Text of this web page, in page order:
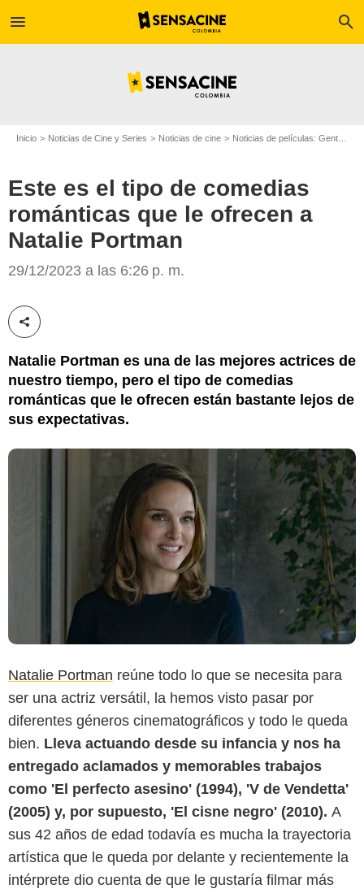
menu search
Inicio Noticias de Cine y Series Noticias de cine Noticias de películas: Gente
Este es el tipo de comedias
románticas que le ofrecen a
Natalie Portman
29/12/2023 a las 6:26 p. m.
Compartir esta noticia
Natalie Portman es una de las mejores actrices de
nuestro tiempo, pero el tipo de comedias
románticas que le ofrecen están bastante lejos de
sus expectativas.
Natalie Portman reúne todo lo que se necesita para
ser una actriz versátil, la hemos visto pasar por
diferentes géneros cinematográficos y todo le queda
bien. Lleva actuando desde su infancia y nos ha
entregado aclamados y memorables trabajos
como 'El perfecto asesino' (1994), 'V de Vendetta'
(2005) y, por supuesto, 'El cisne negro' (2010). A
sus 42 años de edad todavía es mucha la trayectoria
artística que le queda por delante y recientemente la
intérprete dio cuenta de que le gustaría filmar más